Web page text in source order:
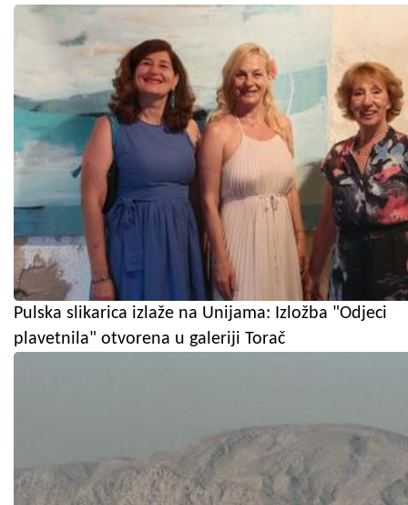
Pulska slikarica izlaže na Unijama: Izložba "Odjeci
plavetnila" otvorena u galeriji Torač